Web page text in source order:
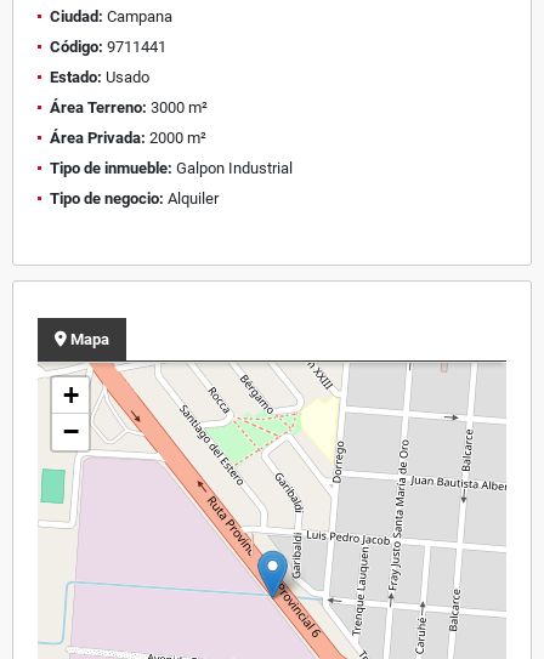
Ciudad: Campana
Código: 9711441
Estado: Usado
Área Terreno: 3000 m²
Área Privada: 2000 m²
Tipo de inmueble: Galpon Industrial
Tipo de negocio: Alquiler
Mapa
+
−